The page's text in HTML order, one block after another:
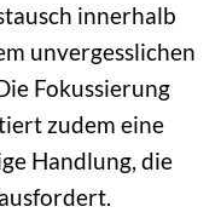
innerhalb
unvergesslichen
Fokussierung
zudem eine
Handlung, die